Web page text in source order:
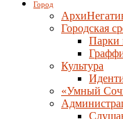
Город
Городская
Парки
Культура
«Умный